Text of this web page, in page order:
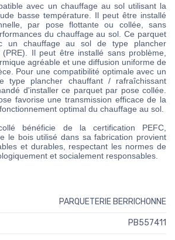
avec un chauffage au sol utilisant la
basse température. Il peut être installé
par pose flottante ou collée, sans
du chauffage au sol. Ce parquet
un chauffage au sol de type plancher
Il peut être installé sans problème,
agréable et une diffusion uniforme de
Pour une compatibilité optimale avec un
type plancher chauffant / rafraîchissant
d'installer ce parquet par pose collée.
favorise une transmission efficace de la
optimal du chauffage au sol.
bénéficie de la certification PEFC,
le bois utilisé dans sa fabrication provient
et durables, respectant les normes de
et socialement responsables.
PARQUETERIE BERRICHONNE
PB557411